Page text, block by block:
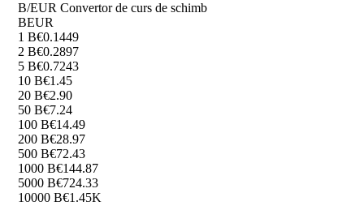
B/EUR Convertor de curs de schimb
BEUR
1 B€0.1449
2 B€0.2897
5 B€0.7243
10 B€1.45
20 B€2.90
50 B€7.24
100 B€14.49
200 B€28.97
500 B€72.43
1000 B€144.87
5000 B€724.33
10000 B€1.45K